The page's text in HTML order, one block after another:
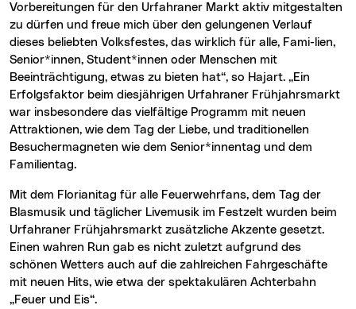
Vorbereitungen für den Urfahraner Markt aktiv mitgestalten
zu dürfen und freue mich über den gelungenen Verlauf
dieses beliebten Volksfestes, das wirklich für alle, Fami-lien,
Senior*innen, Student*innen oder Menschen mit
Beeinträchtigung, etwas zu bieten hat“, so Hajart. „Ein
Erfolgsfaktor beim diesjährigen Urfahraner Frühjahrsmarkt
war insbesondere das vielfältige Programm mit neuen
Attraktionen, wie dem Tag der Liebe, und traditionellen
Besuchermagneten wie dem Senior*innentag und dem
Familientag.
Mit dem Florianitag für alle Feuerwehrfans, dem Tag der
Blasmusik und täglicher Livemusik im Festzelt wurden beim
Urfahraner Frühjahrsmarkt zusätzliche Akzente gesetzt.
Einen wahren Run gab es nicht zuletzt aufgrund des
schönen Wetters auch auf die zahlreichen Fahrgeschäfte
mit neuen Hits, wie etwa der spektakulären Achterbahn
„Feuer und Eis“.